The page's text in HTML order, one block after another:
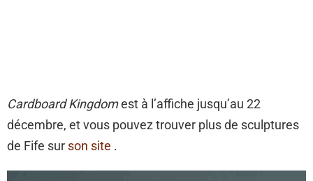
Cardboard Kingdomest à l’affiche jusqu’au 22
décembre, et vous pouvez trouver plus de sculptures
de Fife sur son site .